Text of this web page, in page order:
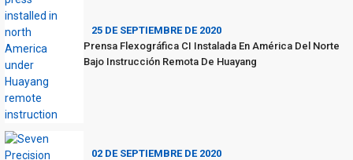
25 DE SEPTIEMBRE DE 2020
Prensa Flexográfica CI Instalada En América Del Norte
Bajo Instrucción Remota De Huayang
02 DE SEPTIEMBRE DE 2020